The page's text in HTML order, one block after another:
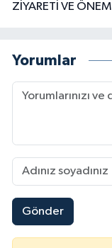
ZİYARETİ VE ÖNEMİ
Yorumlar
Gönder